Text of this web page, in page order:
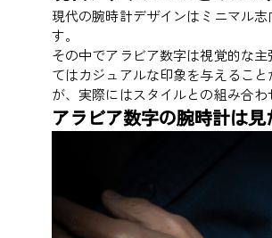
現代の腕時計デザインはミニマル
す。
その中でアラビア数字は視覚的な
てはカジュアルな印象を与えるこ
が、実際にはスタイルとの組み合わ
アラビア数字の腕時計は